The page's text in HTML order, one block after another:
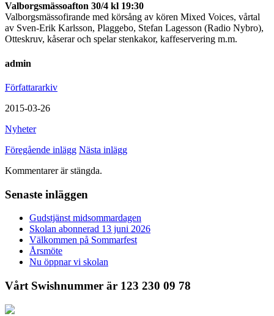
Valborgsmässoafton 30/4 kl 19:30
Valborgsmässofirande med körsång av kören Mixed Voices, vårtal
av Sven-Erik Karlsson, Plaggebo, Stefan Lagesson (Radio Nybro),
Otteskruv, kåserar och spelar stenkakor, kaffeservering m.m.
admin
Författararkiv
2015-03-26
Nyheter
Föregående inlägg Nästa inlägg
Kommentarer är stängda.
Senaste inläggen
Gudstjänst midsommardagen
Skolan abonnerad 13 juni 2026
Välkommen på Sommarfest
Årsmöte
Nu öppnar vi skolan
Vårt Swishnummer är 123 230 09 78